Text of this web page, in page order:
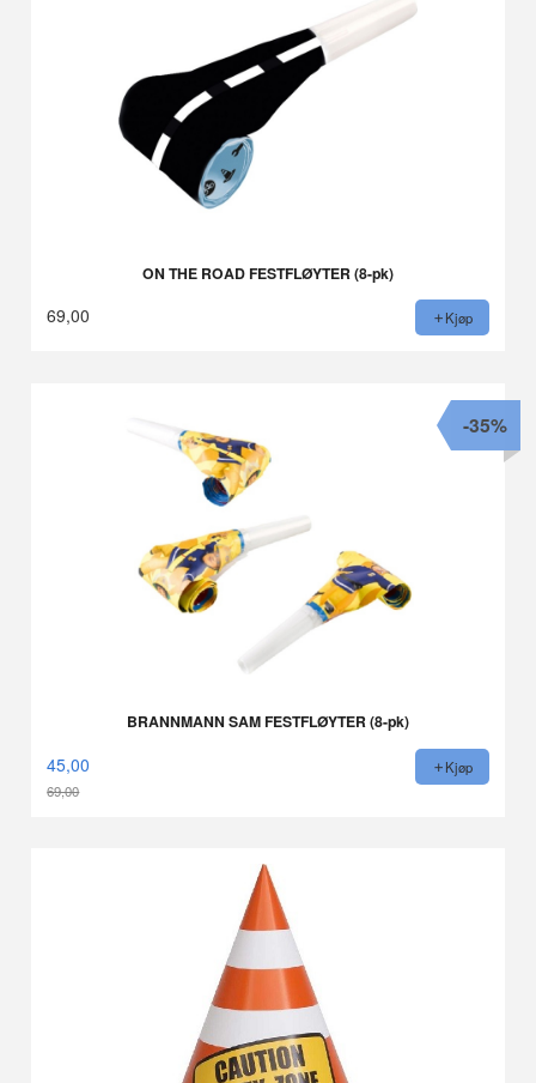
ON THE ROAD FESTFLØYTER (8-pk)
69,00 Kjøp
BRANNMANN SAM FESTFLØYTER (8-pk)
45,00
69,00
-35%
Kjøp